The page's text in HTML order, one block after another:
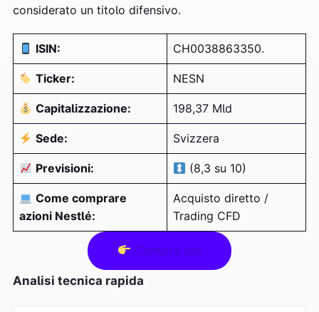
considerato un titolo difensivo.
ISIN: CH0038863350.
Ticker: NESN
Capitalizzazione: 198,37 Mld
Sede: Svizzera
Previsioni: (8,3 su 10)
Come comprare
azioni Nestlé:
Acquisto diretto /
Trading CFD
Compra qui
Analisi tecnica rapida